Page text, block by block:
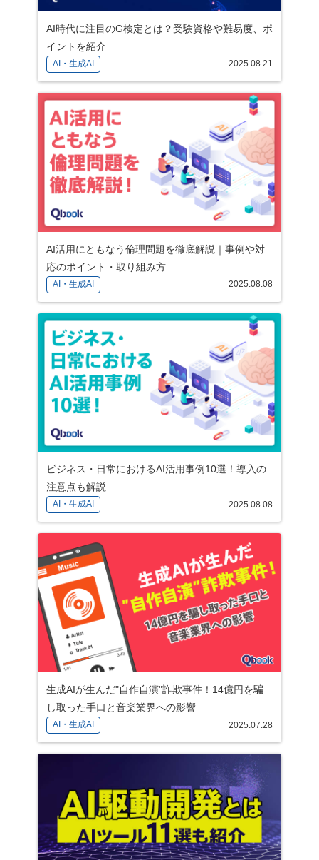
AI時代に注目のG検定とは？受験資格や難易度、ポ
イントを紹介
AI・生成AI 2025.08.21
AI活用にともなう倫理問題を徹底解説｜事例や対
応のポイント・取り組み方
AI・生成AI 2025.08.08
ビジネス・日常におけるAI活用事例10選！導入の
注意点も解説
AI・生成AI 2025.08.08
生成AIが生んだ"自作自演"詐欺事件！14億円を騙
し取った手口と音楽業界への影響
AI・生成AI 2025.07.28